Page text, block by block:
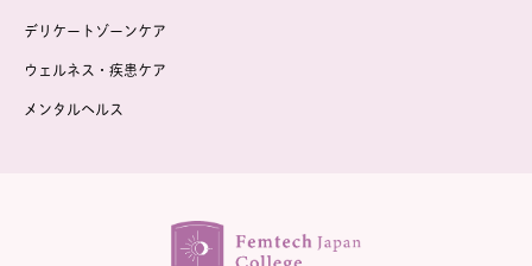
デリケートゾーンケア
ウェルネス・疾患ケア
メンタルヘルス